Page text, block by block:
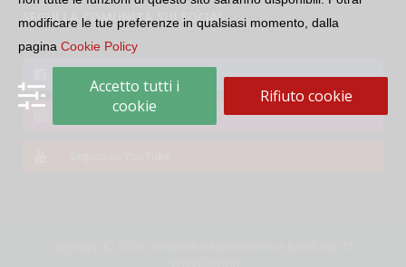
SEGUI LA COMUNITÀ SUI SOCIAL
Seguici su Instagram
modificare le tue preferenze in qualsiasi momento, dalla
pagina Cookie Policy
Accetto tutti i
cookie
Rifiuto cookie